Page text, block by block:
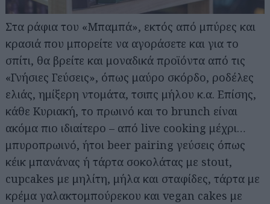
Στα ράφια του «Μπαμπά», εκτός από μπύρες και
κρασιά που μπορείτε να αγοράσετε και για το
σπίτι, θα βρείτε και μοναδικά προϊόντα από τις
«Γνήσιες Γεύσεις», όπως μαύρο σκόρδο, ροδέλες
ελιάς, ημίξερη ντομάτα, τσιπς μήλου κ.α. Επίσης,
κάθε Κυριακή, το πρωινό και το brunch είναι
ακόμα πιο ιδιαίτερο – από live cooking μέχρι…
μπυροπρωινό, ήτοι beer pairing γεύσεις όπως
κέικ μπανάνας ή τάρτα σοκολάτας με stout,
cupcakes με μηλίτη, μήλα και σταφίδες, τάρτα με
κρέμα γαλακτομπούρεκου και vegan cakes με